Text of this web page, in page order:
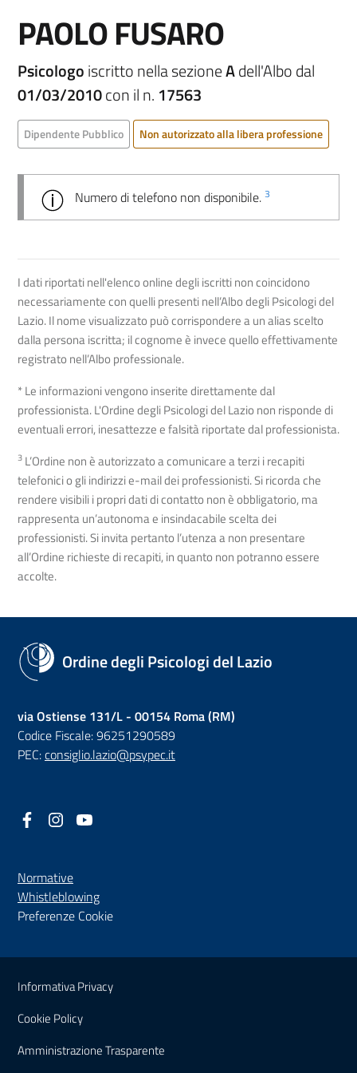
PAOLO FUSARO
Psicologoiscritto nella sezioneAdell'Albo dal
01/03/2010con il n. 17563
Dipendente Pubblico Non autorizzato alla libera professione
Numero di telefono non disponibile. 3
I dati riportati nell'elenco online degli iscritti non coincidono
necessariamente con quelli presenti nell’Albo degli Psicologi del
Lazio. Il nome visualizzato può corrispondere a un alias scelto
dalla persona iscritta; il cognome è invece quello effettivamente
registrato nell’Albo professionale.
* Le informazioni vengono inserite direttamente dal
professionista. L'Ordine degli Psicologi del Lazio non risponde di
eventuali errori, inesattezze e falsità riportate dal professionista.
3 L’Ordine non è autorizzato a comunicare a terzi i recapiti
telefonici o gli indirizzi e-mail dei professionisti. Si ricorda che
rendere visibili i propri dati di contatto non è obbligatorio, ma
rappresenta un’autonoma e insindacabile scelta dei
professionisti. Si invita pertanto l’utenza a non presentare
all’Ordine richieste di recapiti, in quanto non potranno essere
accolte.
Ordine degli Psicologi del Lazio
via Ostiense 131/L - 00154 Roma (RM)
Codice Fiscale: 96251290589
PEC:consiglio.lazio@psypec.it
Facebook
(nuova scheda - new tab)
Instagram
(nuova scheda - new tab)
Normative
Whistleblowing(nuova scheda - new tab)
Preferenze Cookie
Sezione Link Utili
Informativa Privacy
Cookie Policy
Amministrazione Trasparente